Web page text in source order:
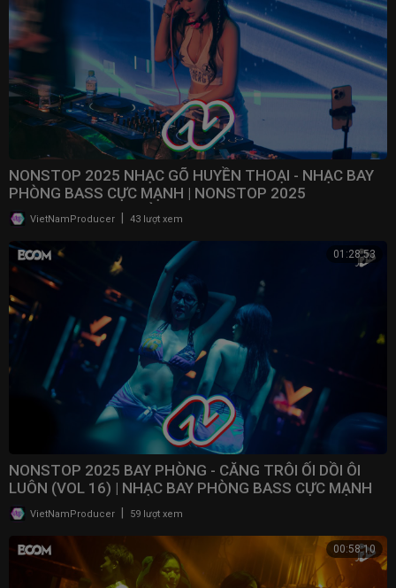
NONSTOP 2025 NHẠC GÕ HUYỀN THOẠI - NHẠC BAY
PHÒNG BASS CỰC MẠNH | NONSTOP 2025
VINAHOUSE BAY PHÒNG
VietNamProducer 43 lượt xem
01:28:53
NONSTOP 2025 BAY PHÒNG - CĂNG TRÔI ỐI DỒI ÔI
LUÔN (VOL 16) | NHẠC BAY PHÒNG BASS CỰC MẠNH ​
VietNamProducer 59 lượt xem
00:58:10